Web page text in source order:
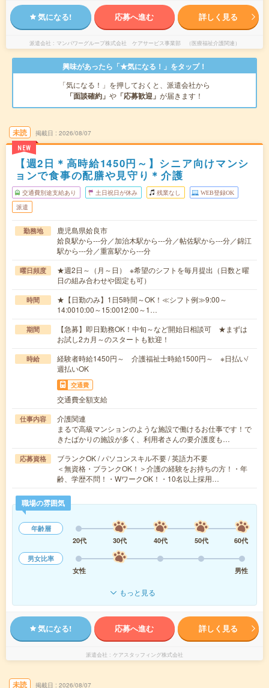
気になる! 応募へ進む 詳しく見る
派遣会社 マンパワーグループ株式会社 ケアサービス事業部 （医療福祉介護関連）
興味があったら「★気になる！」をタップ！
「気になる！」を押しておくと、派遣会社から
「面談確約」 や 「応募歓迎」 が届きます！
未読
NEW
掲載日 2026/08/07
【週2日＊高時給1450円～】シニア向けマンシ
ョンで食事の配膳や見守り＊介護
交通費別途支給あり 土日祝日が休み 残業なし WEB登録OK
派遣
勤務地
鹿児島県姶良市
姶良駅から---分／加治木駅から---分／帖佐駅から---分／錦江
駅から---分／重富駅から---分
曜日頻度
★週2日～（月～日） ※希望のシフトを毎月提出（日数と曜
日の組み合わせや固定も可）
時間
★【日勤のみ】1日5時間～OK！≪シフト例≫9:00～
14:0010:00～15:0012:00～1…
期間
【急募】即日勤務OK！中旬～など開始日相談可 ★まずは
お試し2カ月～のスタートも歓迎！
時給
経験者時給1450円～ 介護福祉士時給1500円～ ※日払い/
週払いOK
交通費
交通費全額支給
仕事内容
介護関連
まるで高級マンションのような施設で働けるお仕事です！で
きたばかりの施設が多く、利用者さんの要介護度も…
応募資格
ブランクOK / パソコンスキル不要 / 英語力不要
＜無資格・ブランクOK！＞介護の経験をお持ちの方！・年
齢、学歴不問！・WワークOK！・10名以上採用…
職場の雰囲気
年齢層
20代
30代 40代 50代
60代
男女比率
女性
男性
もっと見る
気になる! 応募へ進む 詳しく見る
派遣会社 ケアスタッフィング株式会社
未読 掲載日 2026/08/07